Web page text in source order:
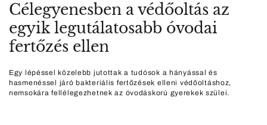
Célegyenesben a védőoltás az
egyik legutálatosabb óvodai
fertőzés ellen
Egy lépéssel közelebb jutottak a tudósok a hányással és
hasmenéssel járó bakteriális fertőzések elleni védőoltáshoz,
nemsokára fellélegezhetnek az óvodáskorú gyerekek szülei.